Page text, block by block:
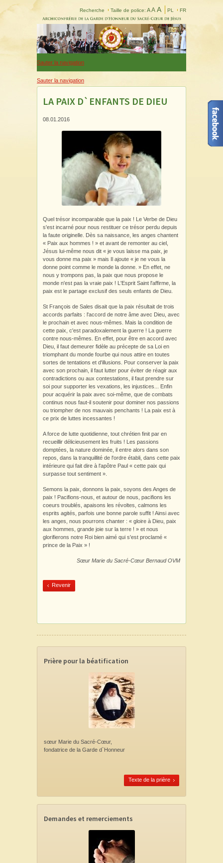
Recherche Taille de police: A A A PL FR
Sauter la navigation
Sauter la navigation
LA PAIX D`ENFANTS DE DIEU
08.01.2016
Quel trésor incomparable que la paix ! Le Verbe de Dieu
s'est incarné pour nous restituer ce trésor perdu depuis
la faute originelle. Dès sa naissance, les anges chantent
« Paix aux hommes ! » et avant de remonter au ciel,
Jésus lui-même nous dit « je vous laisse ma paix, je
vous donne ma paix » mais Il ajoute « je ne vous la
donne point comme le monde la donne. » En effet, ne
nous y trompons pas, la paix que nous propose le
monde n'est pas la vraie paix ! L'Esprit Saint l'affirme, la
paix est le partage exclusif des seuls enfants de Dieu.
St François de Sales disait que la paix résultait de trois
accords parfaits : l'accord de notre âme avec Dieu, avec
le prochain et avec nous-mêmes. Mais la condition de
cette paix, c'est paradoxalement la guerre ! La guerre
contre nous-mêmes. En effet, pour être en accord avec
Dieu, il faut demeurer fidèle au précepte de sa Loi en
triomphant du monde fourbe qui nous attire en toutes
sortes de tentations et d'illusions. Pour conserver la paix
avec son prochain, il faut lutter pour éviter de réagir aux
contradictions ou aux contestations, il faut prendre sur
soi pour supporter les vexations, les injustices... Enfin
pour acquérir la paix avec soi-même, que de combats
continus nous faut-il soutenir pour dominer nos passions
ou triompher de nos mauvais penchants ! La paix est à
ce prix de luttes incessantes !
A force de lutte quotidienne, tout chrétien finit par en
recueillir délicieusement les fruits ! Les passions
domptées, la nature dominée, il entre alors dans son
repos, dans la tranquillité de l'ordre établi, dans cette paix
intérieure qui fait dire à l'apôtre Paul « cette paix qui
surpasse tout sentiment ».
Semons la paix, donnons la paix, soyons des Anges de
paix ! Pacifions-nous, et autour de nous, pacifions les
coeurs troublés, apaisons les révoltes, calmons les
esprits agités, parfois une bonne parole suffit ! Ainsi avec
les anges, nous pourrons chanter : « gloire à Dieu, paix
aux hommes, grande joie sur la terre ! » et nous
glorifierons notre Roi bien aimé qui s'est proclamé «
prince de la Paix » !
Sœur Marie du Sacré-Cœur Bernaud OVM
Revenir
Prière pour la béatification
sœur Marie du Sacré-Cœur,
fondatrice de la Garde d`Honneur
Texte de la prière
Demandes et remerciements